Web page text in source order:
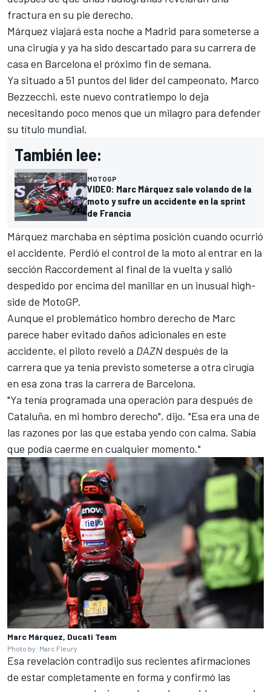
fractura en su pie derecho.
Márquez viajará esta noche a Madrid para someterse a
una cirugía y ya ha sido descartado para su carrera de
casa en Barcelona el próximo fin de semana.
Ya situado a 51 puntos del líder del campeonato, Marco
Bezzecchi, este nuevo contratiempo lo deja
necesitando poco menos que un milagro para defender
su título mundial.
También lee:
MOTOGP
VIDEO: Marc Márquez sale volando de la
moto y sufre un accidente en la sprint
de Francia
Márquez marchaba en séptima posición cuando ocurrió
el accidente. Perdió el control de la moto al entrar en la
sección Raccordement al final de la vuelta y salió
despedido por encima del manillar en un inusual high-
side de MotoGP.
Aunque el problemático hombro derecho de Marc
parece haber evitado daños adicionales en este
accidente, el piloto reveló a DAZNdespués de la
carrera que ya tenía previsto someterse a otra cirugía
en esa zona tras la carrera de Barcelona.
"Ya tenía programada una operación para después de
Cataluña, en mi hombro derecho", dijo. "Esa era una de
las razones por las que estaba yendo con calma. Sabía
que podía caerme en cualquier momento."
Marc Márquez, Ducati Team
Photo by: Marc Fleury
Esa revelación contradijo sus recientes afirmaciones
de estar completamente en forma y confirmó las